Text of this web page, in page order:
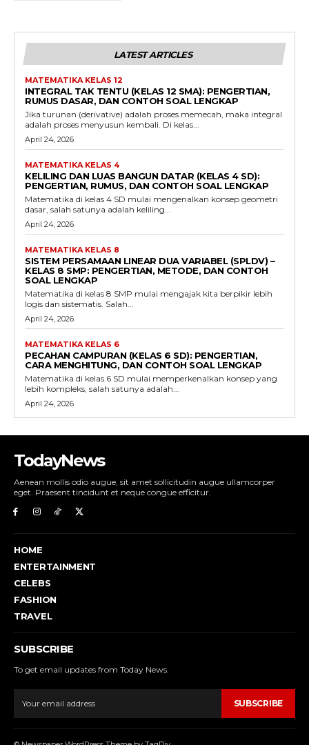
LATEST ARTICLES
MATEMATIKA KELAS 12
INTEGRAL TAK TENTU (KELAS 12 SMA): PENGERTIAN,
RUMUS DASAR, DAN CONTOH SOAL LENGKAP
Jika turunan (derivative) adalah proses memecah, maka integral
adalah proses menyusun kembali. Di kelas...
April 24, 2026
MATEMATIKA KELAS 4
KELILING DAN LUAS BANGUN DATAR (KELAS 4 SD):
PENGERTIAN, RUMUS, DAN CONTOH SOAL LENGKAP
Matematika di kelas 4 SD mulai mengenalkan konsep geometri
dasar, salah satunya adalah keliling...
April 24, 2026
MATEMATIKA KELAS 8
SISTEM PERSAMAAN LINEAR DUA VARIABEL (SPLDV) –
KELAS 8 SMP: PENGERTIAN, METODE, DAN CONTOH
SOAL LENGKAP
Matematika di kelas 8 SMP mulai mengajak kita berpikir lebih
logis dan sistematis. Salah...
April 24, 2026
MATEMATIKA KELAS 6
PECAHAN CAMPURAN (KELAS 6 SD): PENGERTIAN,
CARA MENGHITUNG, DAN CONTOH SOAL LENGKAP
Matematika di kelas 6 SD mulai memperkenalkan konsep yang
lebih kompleks, salah satunya adalah...
April 24, 2026
TodayNews
Aenean mollis odio augue, sit amet sollicitudin augue ullamcorper
eget. Praesent tincidunt et neque congue efficitur.
HOME
ENTERTAINMENT
CELEBS
FASHION
TRAVEL
SUBSCRIBE
To get email updates from Today News.
SUBSCRIBE